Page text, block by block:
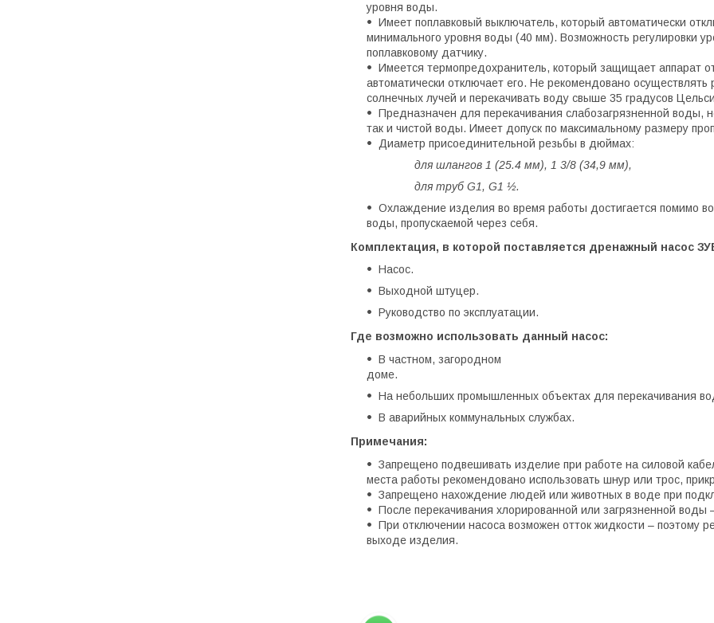
уровня воды.
Имеет поплавковый выключатель, который автоматически
минимального уровня воды (40 мм). Возможность регулировки
поплавковому датчику.
Имеется термопредохранитель, который защищает аппарат
автоматически отключает его. Не рекомендовано
солнечных лучей и перекачивать воду свыше 35 градусов
Предназначен для перекачивания слабозагрязненной воды,
так и чистой воды. Имеет допуск по максимальному размеру
Диаметр присоединительной резьбы в дюймах:
для шлангов 1 (25.4 мм), 1 3/8 (34,9 мм),
для труб G1, G1 ½.
Охлаждение изделия во время работы достигается помимо
воды, пропускаемой через себя.
Комплектация, в которой поставляется дренажный насос
Насос.
Выходной штуцер.
Руководство по эксплуатации.
Где возможно использовать данный насос:
В частном, загородном
доме.
На небольших промышленных объектах для перекачивания
В аварийных коммунальных службах.
Примечания:
Запрещено подвешивать изделие при работе на силовой
места работы рекомендовано использовать шнур или трос,
Запрещено нахождение людей или животных в воде при
После перекачивания хлорированной или загрязненной
При отключении насоса возможен отток жидкости – поэтому
выходе изделия.